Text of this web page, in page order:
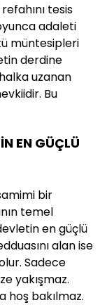
tesis
adaleti
müntesipleri
derdine
uzanan
Bu
EN GÜÇLÜ
bir
temel
en güçlü
alan ise
Sadece
yakışmaz.
hoş bakılmaz.